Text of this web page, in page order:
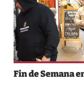
Fin de Semana